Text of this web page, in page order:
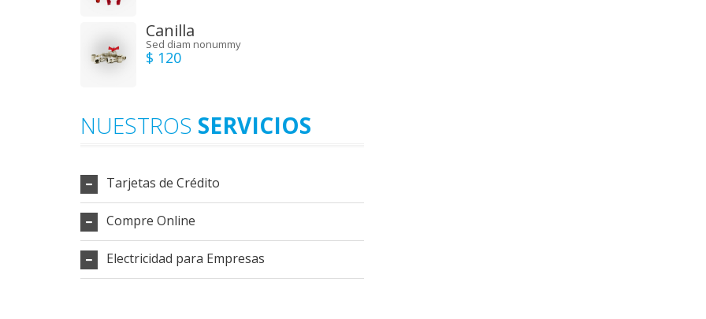
Canilla
Sed diam nonummy
$ 120
NUESTROS SERVICIOS
Tarjetas de Crédito
Compre Online
Electricidad para Empresas